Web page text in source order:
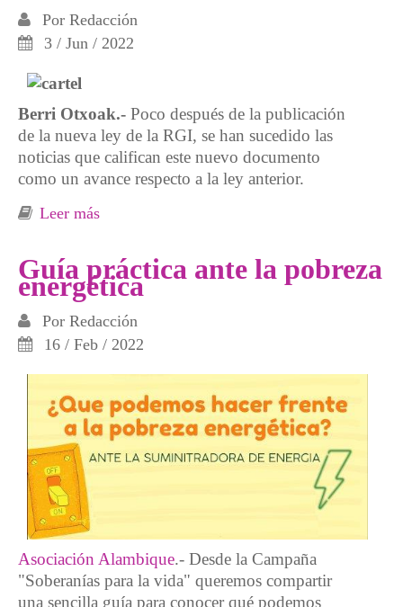
Por Redacción
3 / Jun / 2022
Berri Otxoak.- Poco después de la publicación
de la nueva ley de la RGI, se han sucedido las
noticias que califican este nuevo documento
como un avance respecto a la ley anterior.
Leer más
envenenado
Guía práctica ante la pobreza
energética
Por Redacción
16 / Feb / 2022
Asociación Alambique.- Desde la Campaña
"Soberanías para la vida" queremos compartir
una sencilla guía para conocer qué podemos